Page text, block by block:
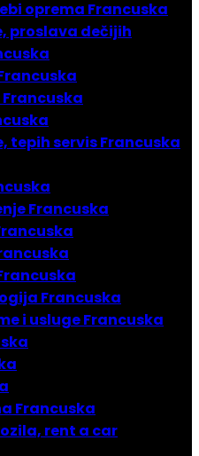
oprema Francuska
proslava dečijih
tepih servis Francuska
Francuska
Francuska
i usluge Francuska
Francuska
rent a car